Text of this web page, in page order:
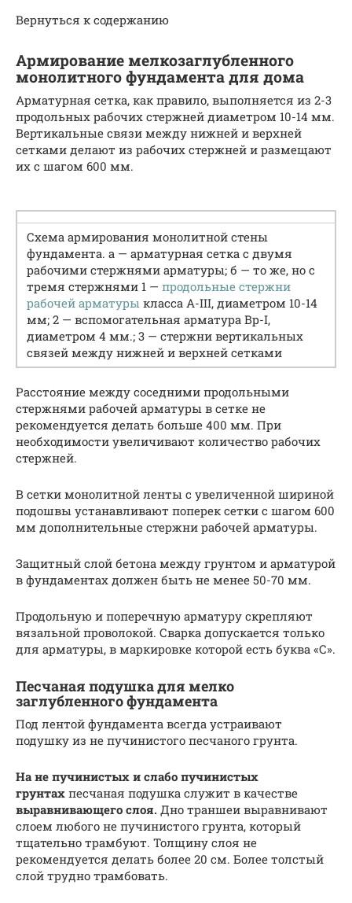
Вернуться к содержанию
Армирование мелкозаглубленного
монолитного фундамента для дома
Арматурная сетка, как правило, выполняется из 2-3
продольных рабочих стержней диаметром 10-14 мм.
Вертикальные связи между нижней и верхней
сетками делают из рабочих стержней и размещают
их с шагом 600 мм.
Схема армирования монолитной стены
фундамента. а — арматурная сетка с двумя
рабочими стержнями арматуры; б — то же, но с
тремя стержнями 1 — продольные стержни
рабочей арматуры класса A-III, диаметром 10-14
мм; 2 — вспомогательная арматура Вр-I,
диаметром 4 мм.; 3 — стержни вертикальных
связей между нижней и верхней сетками
Расстояние между соседними продольными
стержнями рабочей арматуры в сетке не
рекомендуется делать больше 400 мм. При
необходимости увеличивают количество рабочих
стержней.
В сетки монолитной ленты с увеличенной шириной
подошвы устанавливают поперек сетки с шагом 600
мм дополнительные стержни рабочей арматуры.
Защитный слой бетона между грунтом и арматурой
в фундаментах должен быть не менее 50-70 мм.
Продольную и поперечную арматуру скрепляют
вязальной проволокой. Сварка допускается только
для арматуры, в маркировке которой есть буква «С».
Песчаная подушка для мелко
заглубленного фундамента
Под лентой фундамента всегда устраивают
подушку из не пучинистого песчаного грунта.
На не пучинистых и слабо пучинистых
грунтах песчаная подушка служит в качестве
выравнивающего слоя. Дно траншеи выравнивают
слоем любого не пучинистого грунта, который
тщательно трамбуют. Толщину слоя не
рекомендуется делать более 20 см. Более толстый
слой трудно трамбовать.